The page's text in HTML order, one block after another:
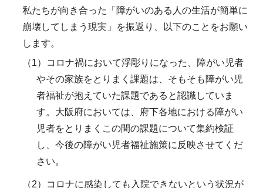
私たちが向き合った「障がいのある人の生活が簡単に
崩壊してしまう現実」を振返り、以下のことをお願い
します。
（1）コロナ禍において浮彫りになった、障がい児者
やその家族をとりまく課題は、そもそも障がい児
者福祉が抱えていた課題であると認識していま
す。大阪府においては、府下各地における障がい
児者をとりまくこの間の課題について集約検証
し、今後の障がい児者福祉施策に反映させてくだ
さい。
（2）コロナに感染しても入院できないという状況が